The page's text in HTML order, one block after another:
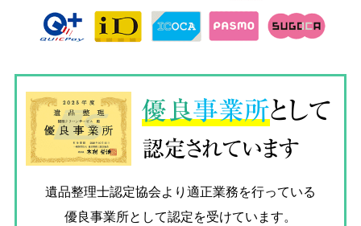
優良事業所として
認定されています
遺品整理士認定協会より適正業務を行っている
優良事業所として認定を受けています。